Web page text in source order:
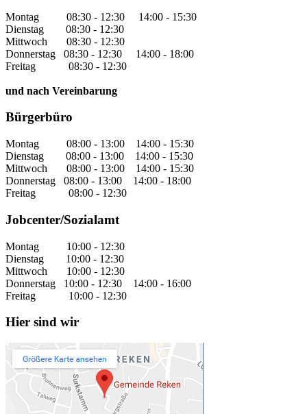
Montag 08:30 - 12:30 14:00 - 15:30
Dienstag 08:30 - 12:30
Mittwoch 08:30 - 12:30
Donnerstag 08:30 - 12:30 14:00 - 18:00
Freitag 08:30 - 12:30
und nach Vereinbarung
Bürgerbüro
Montag 08:00 - 13:00 14:00 - 15:30
Dienstag 08:00 - 13:00 14:00 - 15:30
Mittwoch 08:00 - 13:00 14:00 - 15:30
Donnerstag 08:00 - 13:00 14:00 - 18:00
Freitag 08:00 - 12:30
Jobcenter/Sozialamt
Montag 10:00 - 12:30
Dienstag 10:00 - 12:30
Mittwoch 10:00 - 12:30
Donnerstag 10:00 - 12:30 14:00 - 16:00
Freitag 10:00 - 12:30
Hier sind wir